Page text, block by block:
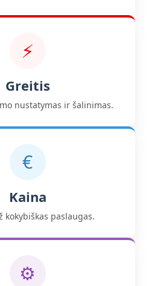
⚡
Greitis
nustatymas ir šalinimas.
€
Kaina
kokybiškas paslaugas.
⚙